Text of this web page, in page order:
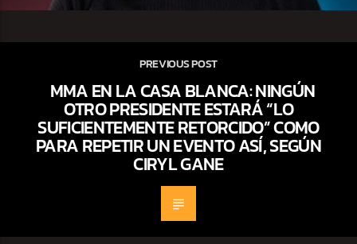
PREVIOUS POST
MMA EN LA CASA BLANCA: NINGÚN
OTRO PRESIDENTE ESTARÁ “LO
SUFICIENTEMENTE RETORCIDO” COMO
PARA REPETIR UN EVENTO ASÍ, SEGÚN
CIRYL GANE